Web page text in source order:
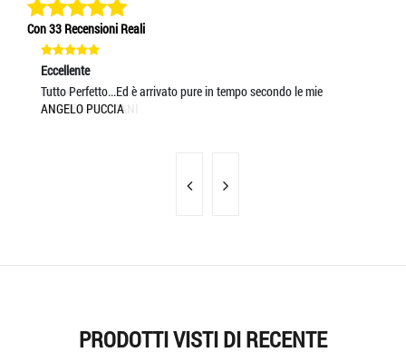
Con 33 Recensioni Reali
Eccellente
Ottimo
ANDREA TRECCANI
Eccellente
Tutto Perfetto...Ed è arrivato pure in tempo secondo le mie
ANGELO PUCCIA
PRODOTTI VISTI DI RECENTE